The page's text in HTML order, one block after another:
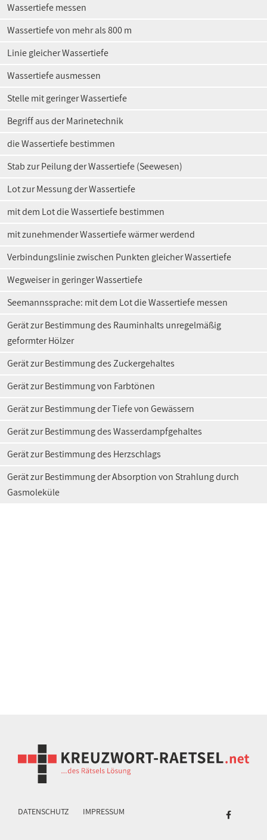
Wassertiefe messen
Wassertiefe von mehr als 800 m
Linie gleicher Wassertiefe
Wassertiefe ausmessen
Stelle mit geringer Wassertiefe
Begriff aus der Marinetechnik
die Wassertiefe bestimmen
Stab zur Peilung der Wassertiefe (Seewesen)
Lot zur Messung der Wassertiefe
mit dem Lot die Wassertiefe bestimmen
mit zunehmender Wassertiefe wärmer werdend
Verbindungslinie zwischen Punkten gleicher Wassertiefe
Wegweiser in geringer Wassertiefe
Seemannssprache: mit dem Lot die Wassertiefe messen
Gerät zur Bestimmung des Rauminhalts unregelmäßig
geformter Hölzer
Gerät zur Bestimmung des Zuckergehaltes
Gerät zur Bestimmung von Farbtönen
Gerät zur Bestimmung der Tiefe von Gewässern
Gerät zur Bestimmung des Wasserdampfgehaltes
Gerät zur Bestimmung des Herzschlags
Gerät zur Bestimmung der Absorption von Strahlung durch
Gasmoleküle
DATENSCHUTZ IMPRESSUM